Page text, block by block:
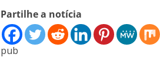
Partilhe a notícia
pub